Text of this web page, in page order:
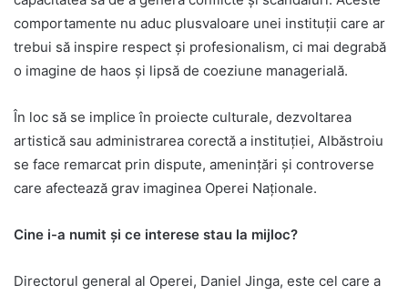
comportamente nu aduc plusvaloare unei instituții care ar
trebui să inspire respect și profesionalism, ci mai degrabă
o imagine de haos și lipsă de coeziune managerială.
În loc să se implice în proiecte culturale, dezvoltarea
artistică sau administrarea corectă a instituției, Albăstroiu
se face remarcat prin dispute, amenințări și controverse
care afectează grav imaginea Operei Naționale.
Cine i-a numit și ce interese stau la mijloc?
Directorul general al Operei, Daniel Jinga, este cel care a